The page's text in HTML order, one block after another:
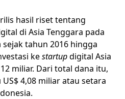
hasil riset tentang
di Asia Tenggara pada
sejak tahun 2016 hingga
kestartupdigital Asia
miliar. Dari total dana itu,
4,08 miliar atau setara